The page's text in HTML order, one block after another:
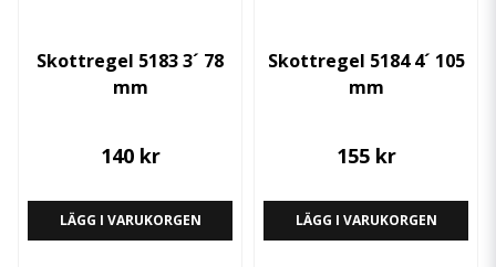
Skottregel 5183 3´ 78
mm
140 kr
LÄGG I VARUKORGEN
Skottregel 5184 4´ 105
mm
155 kr
LÄGG I VARUKORGEN